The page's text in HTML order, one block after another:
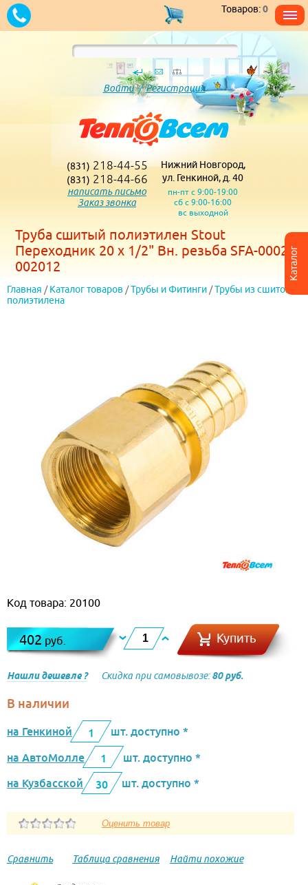
Каталог
Товаров:0
Войти/Регистрация
(831) 218-44-55
(831) 218-44-66
написать письмо
Заказ звонка
Нижний Новгород,
ул. Генкиной, д. 40
пн-пт с 9:00-19:00
сб с 9:00-16:00
вс выходной
Труба сшитый полиэтилен Stout
Переходник 20 х 1/2" Вн. резьба SFA-0002-
002012
Главная / Каталог товаров /Трубы и Фитинги /Трубы из сшитого
полиэтилена
Код товара: 20100
402 руб. Купить
Нашли дешевле ? Скидка при самовывозе:80 руб.
В наличии
на Генкиной 1
шт. доступно *
на АвтоМолле
1
шт. доступно *
на Кузбасской
30 шт. доступно *
Сравнить Таблица сравнения Найти похожие